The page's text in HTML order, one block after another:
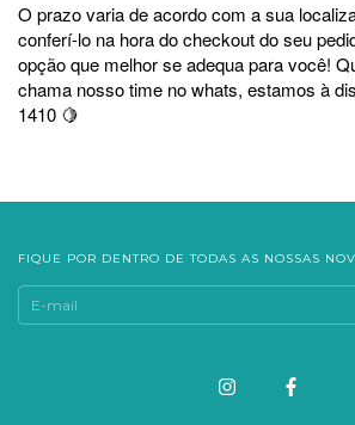
O prazo varia de acordo com a sua
conferí-lo na hora do checkout do seu
opção que melhor se adequa para você!
chama nosso time no whats, estamos à
1410 🍋
FIQUE POR DENTRO DE TODAS AS NOSSAS